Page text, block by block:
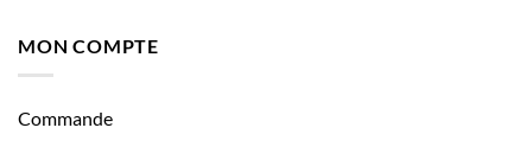
MON COMPTE
Commande